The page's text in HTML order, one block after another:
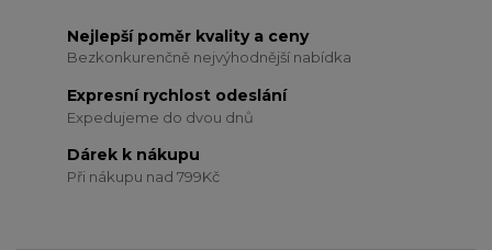
Nejlepší poměr kvality a ceny
Bezkonkurenčně nejvýhodnější nabídka
Expresní rychlost odeslání
Expedujeme do dvou dnů
Dárek k nákupu
Při nákupu nad 799Kč